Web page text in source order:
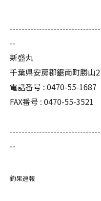
--
新盛丸
千葉県安房郡鋸南町勝山
電話番号 : 0470-55-1687
FAX番号 : 0470-55-3521
--
釣果速報